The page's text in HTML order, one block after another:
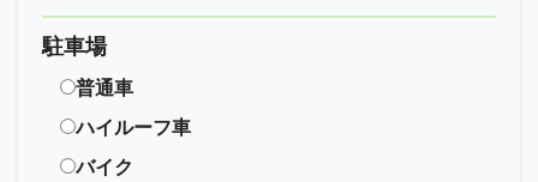
駐車場
普通車
ハイルーフ車
バイク